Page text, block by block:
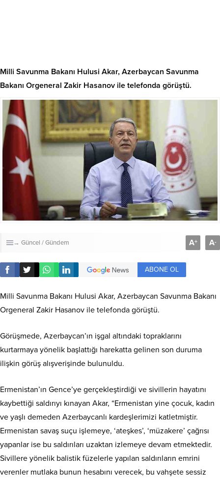
Milli Savunma Bakanı Hulusi Akar, Azerbaycan Savunma
Bakanı Orgeneral Zakir Hasanov ile telefonda görüştü.
→ Güncel / Gündem A+ A-
ABONE OL
Milli Savunma Bakanı Hulusi Akar, Azerbaycan Savunma Bakanı
Orgeneral Zakir Hasanov ile telefonda görüştü.
Görüşmede, Azerbaycan’ın işgal altındaki topraklarını
kurtarmaya yönelik başlattığı harekatta gelinen son duruma
ilişkin görüş alışverişinde bulunuldu.
Ermenistan’ın Gence’ye gerçekleştirdiği ve sivillerin hayatını
kaybettiği saldırıyı kınayan Akar, “Ermenistan yine çocuk, kadın
ve yaşlı demeden Azerbaycanlı kardeşlerimizi katletmiştir.
Ermenistan savaş suçu işlemeye, ‘ateşkes’, ‘müzakere’ çağrısı
yapanlar ise bu saldırıları uzaktan izlemeye devam etmektedir.
Sivillere yönelik balistik füzelerle yapılan saldırıların emrini
verenler mutlaka bunun hesabını verecek, bu vahşete sessiz